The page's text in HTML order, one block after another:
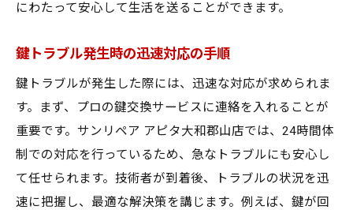
にわたって安心して生活を送ることができます。
鍵トラブル発生時の迅速対応の手順
鍵トラブルが発生した際には、迅速な対応が求められま
す。まず、プロの鍵交換サービスに連絡を入れることが
重要です。サンリペア アピタ大和郡山店では、24時間体
制での対応を行っているため、急なトラブルにも安心し
て任せられます。技術者が到着後、トラブルの状況を迅
速に把握し、最適な解決策を講じます。例えば、鍵が回